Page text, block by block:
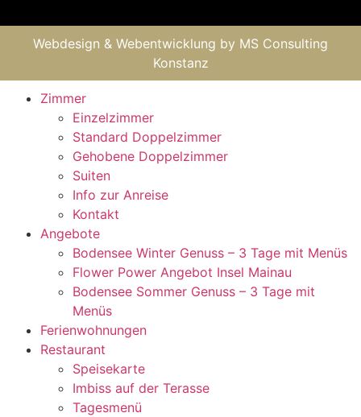
Webdesign & Webentwicklung by MS Consulting
Konstanz
Zimmer
Einzelzimmer
Standard Doppelzimmer
Gehobene Doppelzimmer
Suiten
Info zur Anreise
Kontakt
Angebote
Bodensee Winter Genuss – 3 Tage mit Menüs
Flower Power Angebot Insel Mainau
Bodensee Sommer Genuss – 3 Tage mit
Menüs
Ferienwohnungen
Restaurant
Speisekarte
Imbiss auf der Terasse
Tagesmenü